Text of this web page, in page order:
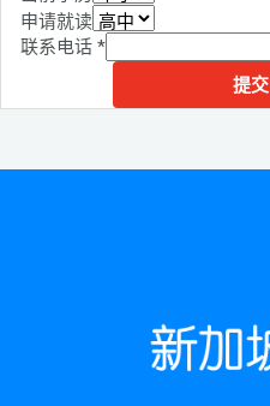
申请就读
联系电话 *
提